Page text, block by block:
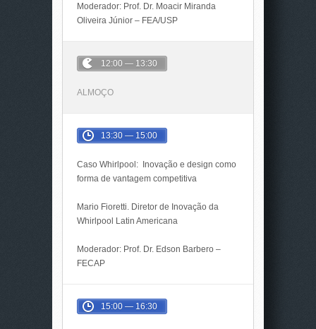
Moderador: Prof. Dr. Moacir Miranda
Oliveira Júnior – FEA/USP
12:00 — 13:30
ALMOÇO
13:30 — 15:00
Caso Whirlpool: Inovação e design como
forma de vantagem competitiva
Mario Fioretti. Diretor de Inovação da
Whirlpool Latin Americana
Moderador: Prof. Dr. Edson Barbero –
FECAP
15:00 — 16:30